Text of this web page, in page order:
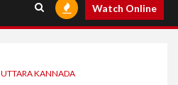
Watch Online
UTTARA KANNADA